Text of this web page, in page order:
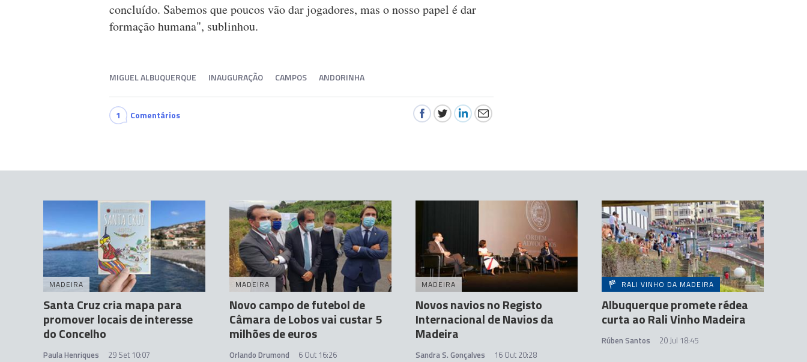
concluído. Sabemos que poucos vão dar jogadores, mas o nosso papel é dar
formação humana", sublinhou.
MIGUEL ALBUQUERQUE INAUGURAÇÃO CAMPOS ANDORINHA
1 Comentários
MADEIRA
Santa Cruz cria mapa para
promover locais de interesse
do Concelho
Paula Henriques 29 Set 10:07
MADEIRA
Novo campo de futebol de
Câmara de Lobos vai custar 5
milhões de euros
Orlando Drumond 6 Out 16:26
MADEIRA
Novos navios no Registo
Internacional de Navios da
Madeira
Sandra S. Gonçalves 16 Out 20:28
RALI VINHO DA MADEIRA
Albuquerque promete rédea
curta ao Rali Vinho Madeira
Rúben Santos 20 Jul 18:45